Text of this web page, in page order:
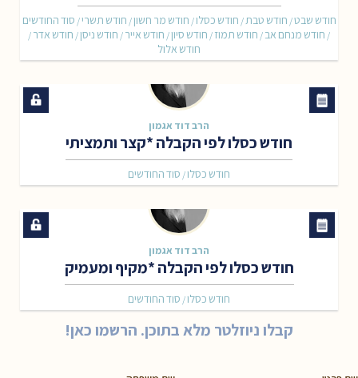
סוד החודשים /חודש תשרי /חודש מר חשון /חודש כסלו /חודש טבת /חודש שבט
/ חודש אדר /חודש ניסן / חודש אייר /חודש סיון / חודש תמוז / חודש מנחם אב /
חודש אלול
הרב דוד אגמון
חודש כסלו לפי הקבלה *קצר ותמציתי
סוד החודשים /חודש כסלו
הרב דוד אגמון
חודש כסלו לפי הקבלה *מקיף ומעמיק
סוד החודשים /חודש כסלו
קבלו ניוזלטר מלא בתוכן. הרשמו כאן!